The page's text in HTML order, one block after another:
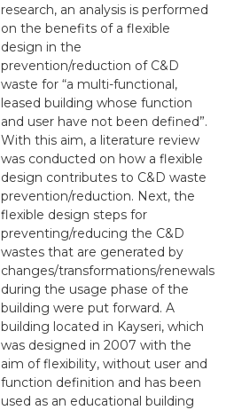
research, an analysis is performed
on the benefits of a flexible
design in the
prevention/reduction of C&D
waste for “a multi-functional,
leased building whose function
and user have not been defined”.
With this aim, a literature review
was conducted on how a flexible
design contributes to C&D waste
prevention/reduction. Next, the
flexible design steps for
preventing/reducing the C&D
wastes that are generated by
changes/transformations/renewals
during the usage phase of the
building were put forward. A
building located in Kayseri, which
was designed in 2007 with the
aim of flexibility, without user and
function definition and has been
used as an educational building